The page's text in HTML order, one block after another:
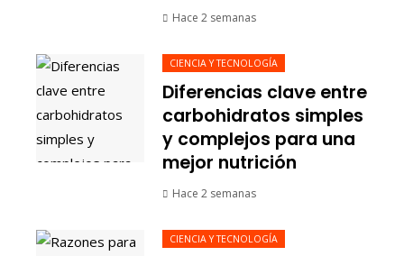
Hace 2 semanas
CIENCIA Y TECNOLOGÍA
Diferencias clave entre
carbohidratos simples
y complejos para una
mejor nutrición
Hace 2 semanas
CIENCIA Y TECNOLOGÍA